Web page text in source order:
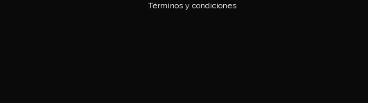
Términos y condiciones